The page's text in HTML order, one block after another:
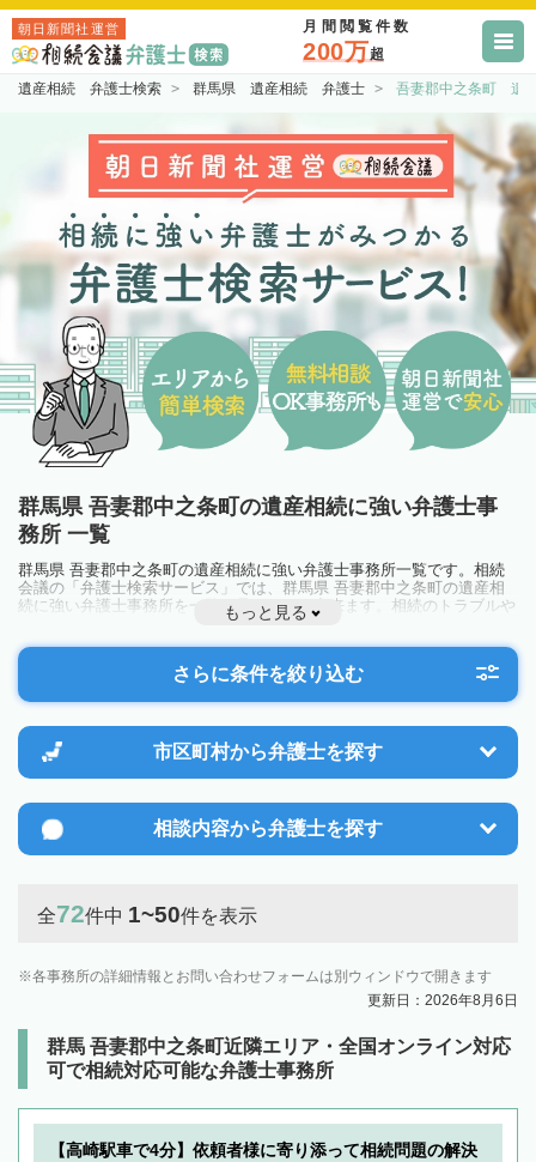
朝日新聞社運営 月間閲覧件数
200万超
遺産相続 弁護士検索 群馬県 遺産相続 弁護士 吾妻郡中之条町 遺
群馬県 吾妻郡中之条町の遺産相続に強い弁護士事
務所 一覧
群馬県 吾妻郡中之条町の遺産相続に強い弁護士事務所一覧です。相続
会議の「弁護士検索サービス」では、群馬県 吾妻郡中之条町の遺産相
続に強い弁護士事務所を一覧で見ることが出来ます。相続のトラブルや
お悩みを抱えている方は一度近隣の弁護士に相談してみましょう。
もっと見る
さらに条件を絞り込む
市区町村から弁護士を探す
相談内容から弁護士を探す
全72件中 1~50件を表示
各事務所の詳細情報とお問い合わせフォームは別ウィンドウで開きます
更新日：2026年8月6日
群馬 吾妻郡中之条町近隣エリア・全国オンライン対応
可で相続対応可能な弁護士事務所
【高崎駅車で4分】依頼者様に寄り添って相続問題の解決